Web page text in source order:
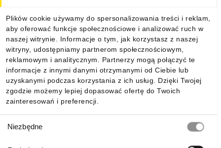
Plików cookie używamy do spersonalizowania treści i reklam,
aby oferować funkcje społecznościowe i analizować ruch w
naszej witrynie. Informacje o tym, jak korzystasz z naszej
witryny, udostępniamy partnerom społecznościowym,
reklamowym i analitycznym. Partnerzy mogą połączyć te
informacje z innymi danymi otrzymanymi od Ciebie lub
uzyskanymi podczas korzystania z ich usług. Dzięki Twojej
zgodzie możemy lepiej dopasować ofertę do Twoich
zainteresowań i preferencji.
zgody
Niezbędne
Informacje
Pobierz naszą aplikację mobilną: